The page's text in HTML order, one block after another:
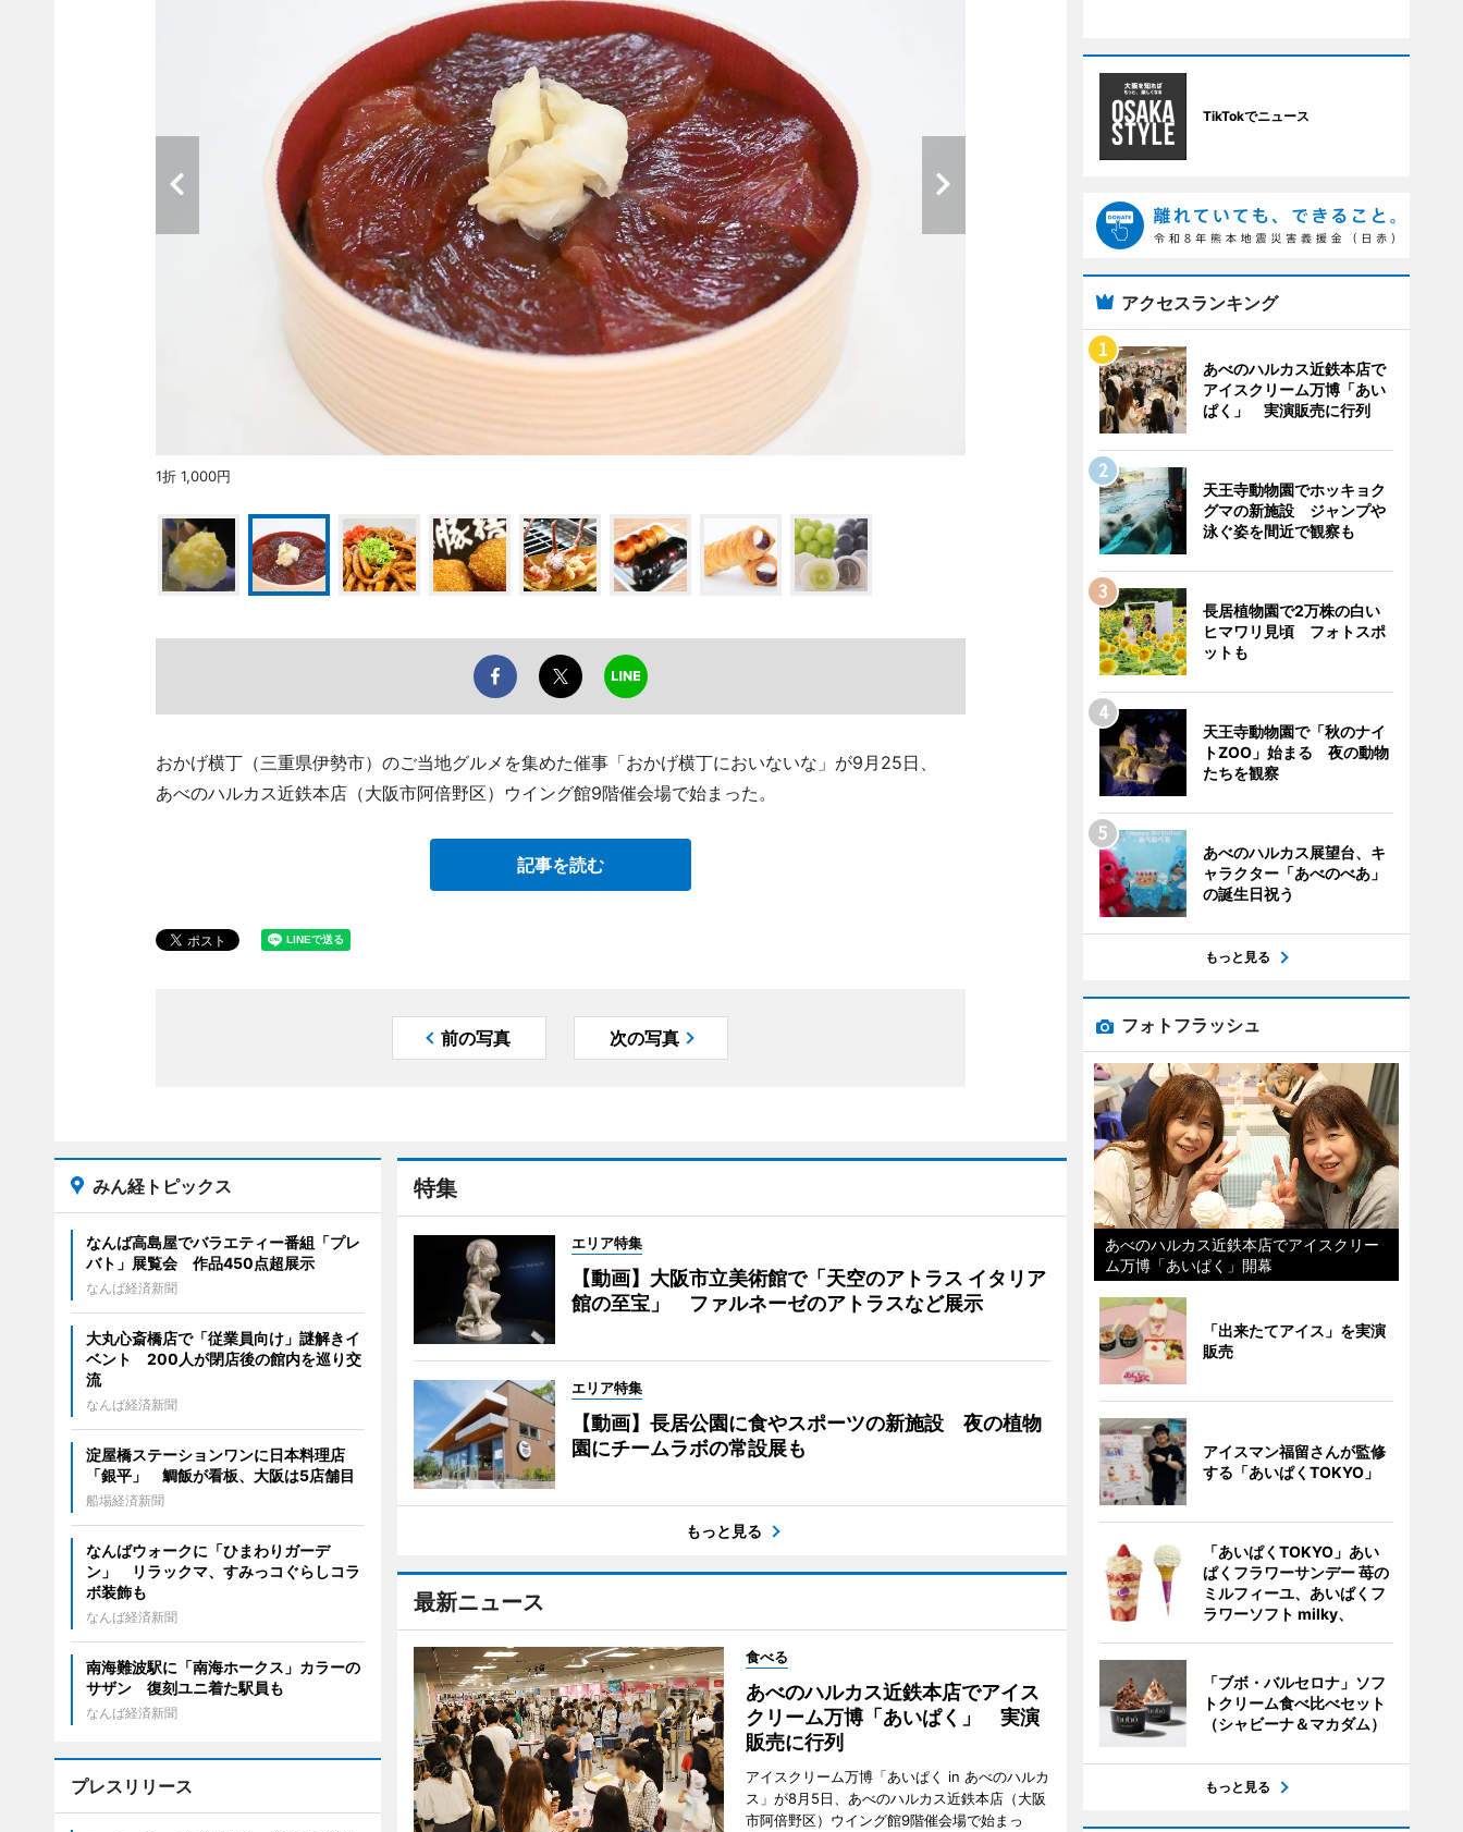
1折 1,000円
おかげ横丁（三重県伊勢市）のご当地グルメを集めた催事「おかげ横丁においないな」が9月25日、
あべのハルカス近鉄本店（大阪市阿倍野区）ウイング館9階催会場で始まった。
記事を読む
前の写真 次の写真
特集
エリア特集
【動画】大阪市立美術館で「天空のアトラス イタリア
館の至宝」 ファルネーゼのアトラスなど展示
エリア特集
【動画】長居公園に食やスポーツの新施設 夜の植物
園にチームラボの常設展も
もっと見る
最新ニュース
食べる
あべのハルカス近鉄本店でアイス
クリーム万博「あいぱく」 実演
販売に行列
アイスクリーム万博「あいぱく in あべのハルカ
ス」が8月5日、あべのハルカス近鉄本店（大阪
市阿倍野区）ウイング館9階催会場で始まっ
みん経トピックス
なんば高島屋でバラエティー番組「プレ
バト」展覧会 作品450点超展示
なんば経済新聞
大丸心斎橋店で「従業員向け」謎解きイ
ベント 200人が閉店後の館内を巡り交
流
なんば経済新聞
淀屋橋ステーションワンに日本料理店
「銀平」 鯛飯が看板、大阪は5店舗目
船場経済新聞
なんばウォークに「ひまわりガーデ
ン」 リラックマ、すみっコぐらしコラ
ボ装飾も
なんば経済新聞
南海難波駅に「南海ホークス」カラーの
サザン 復刻ユニ着た駅員も
なんば経済新聞
プレスリリース
TikTokでニュース
アクセスランキング
あべのハルカス近鉄本店で
アイスクリーム万博「あい
ぱく」 実演販売に行列
天王寺動物園でホッキョク
グマの新施設 ジャンプや
泳ぐ姿を間近で観察も
長居植物園で2万株の白い
ヒマワリ見頃 フォトスポ
ットも
天王寺動物園で「秋のナイ
トZOO」始まる 夜の動物
たちを観察
あべのハルカス展望台、キ
ャラクター「あべのべあ」
の誕生日祝う
もっと見る
フォトフラッシュ
あべのハルカス近鉄本店でアイスクリー
ム万博「あいぱく」開幕
「出来たてアイス」を実演
販売
アイスマン福留さんが監修
する「あいぱくTOKYO」
「あいぱくTOKYO」あい
ぱくフラワーサンデー 苺の
ミルフィーユ、あいぱくフ
ラワーソフト milky、
「ブボ・バルセロナ」ソフ
トクリーム食べ比べセット
（シャビーナ＆マカダム）
もっと見る